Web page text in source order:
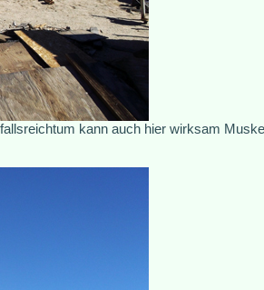
kann auch hier wirksam